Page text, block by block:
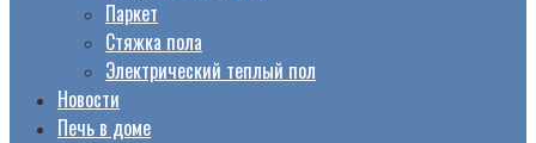
Паркет
Стяжка пола
Электрический теплый пол
Новости
Печь в доме